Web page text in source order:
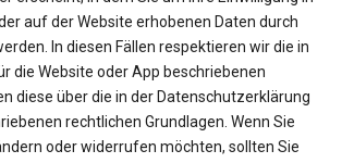
auf der Website erhobenen Daten durch
In diesen Fällen respektieren wir die in
die Website oder App beschriebenen
diese über die in der Datenschutzerklärung
rechtlichen Grundlagen. Wenn Sie
oder widerrufen möchten, sollten Sie